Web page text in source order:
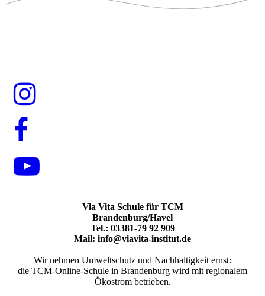
Via Vita Schule für TCM
Brandenburg/Havel
Tel.: 03381-79 92 909
Mail: info@viavita-institut.de
Wir nehmen Umweltschutz und Nachhaltigkeit ernst:
die TCM-Online-Schule in Brandenburg wird mit regionalem
Ökostrom betrieben.